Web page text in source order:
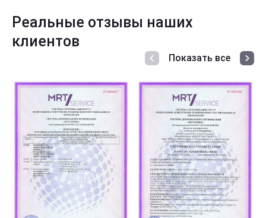
Реальные отзывы наших
клиентов
Показать все